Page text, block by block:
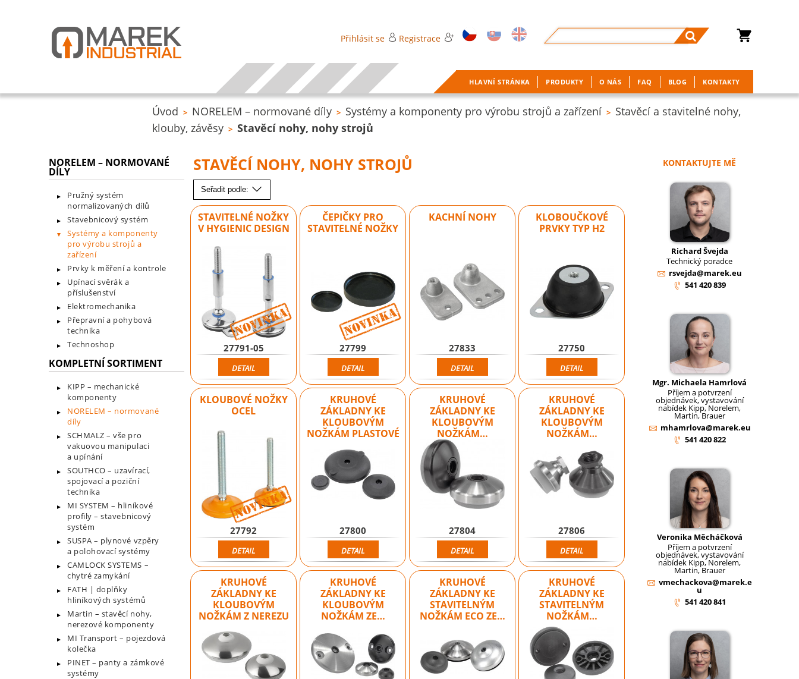
Přihlásit se Registrace
HLAVNÍ STRÁNKA PRODUKTY O NÁS FAQ BLOG KONTAKTY
Úvod > NORELEM – normované díly > Systémy a komponenty pro výrobu strojů a zařízení > Stavěcí a stavitelné nohy,
klouby, závěsy > Stavěcí nohy, nohy strojů
NORELEM – NORMOVANÉ
DÍLY
Pružný systém
normalizovaných dílů
Stavebnicový systém
Systémy a komponenty
pro výrobu strojů a
zařízení
Prvky k měření a kontrole
Upínací svěrák a
příslušenství
Elektromechanika
Přepravní a pohybová
technika
Technoshop
KOMPLETNÍ SORTIMENT
KIPP – mechanické
komponenty
NORELEM – normované
díly
SCHMALZ – vše pro
vakuovou manipulaci
a upínání
SOUTHCO – uzavírací,
spojovací a poziční
technika
MI SYSTEM – hliníkové
profily – stavebnicový
systém
SUSPA – plynové vzpěry
a polohovací systémy
CAMLOCK SYSTEMS –
chytré zamykání
FATH | doplňky
hliníkových systémů
Martin – stavěcí nohy,
nerezové komponenty
MI Transport – pojezdová
kolečka
PINET – panty a zámkové
systémy
STAVĚCÍ NOHY, NOHY STROJŮ
Seřadit podle:
STAVITELNÉ NOŽKY
V HYGIENIC DESIGN
Novinka
27791-05
DETAIL
ČEPIČKY PRO
STAVITELNÉ NOŽKY
Novinka
27799
DETAIL
KACHNÍ NOHY
27833
DETAIL
KLOBOUČKOVÉ
PRVKY TYP H2
27750
DETAIL
KLOUBOVÉ NOŽKY
OCEL
Novinka
27792
DETAIL
KRUHOVÉ
ZÁKLADNY KE
KLOUBOVÝM
NOŽKÁM PLASTOVÉ
27800
DETAIL
KRUHOVÉ
ZÁKLADNY KE
KLOUBOVÝM
NOŽKÁM…
27804
DETAIL
KRUHOVÉ
ZÁKLADNY KE
KLOUBOVÝM
NOŽKÁM…
27806
DETAIL
KRUHOVÉ
ZÁKLADNY KE
KLOUBOVÝM
NOŽKÁM Z NEREZU
KRUHOVÉ
ZÁKLADNY KE
KLOUBOVÝM
NOŽKÁM ZE…
KRUHOVÉ
ZÁKLADNY KE
STAVITELNÝM
NOŽKÁM ECO ZE…
KRUHOVÉ
ZÁKLADNY KE
STAVITELNÝM
NOŽKÁM…
KONTAKTUJTE MĚ
Richard Švejda
Technický poradce
rsvejda@marek.eu
541 420 839
Mgr. Michaela Hamrlová
Příjem a potvrzení
objednávek, vystavování
nabídek Kipp, Norelem,
Martin, Brauer
mhamrlova@marek.eu
541 420 822
Veronika Měcháčková
Příjem a potvrzení
objednávek, vystavování
nabídek Kipp, Norelem,
Martin, Brauer
vmechackova@marek.e
u
541 420 841